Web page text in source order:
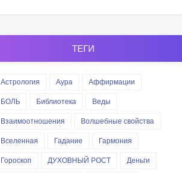
ТЕГИ
Астрология Аура
Аффирмации
БОЛЬ
Библиотека
Веды
Взаимоотношения
Волшебные свойства
Вселенная
Гадание
Гармония
Гороскоп
ДУХОВНЫЙ РОСТ
Деньги